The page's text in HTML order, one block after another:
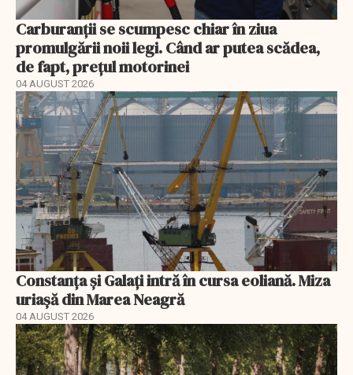
Carburanții se scumpesc chiar în ziua
promulgării noii legi. Când ar putea scădea,
de fapt, prețul motorinei
04 AUGUST 2026
Constanța și Galați intră în cursa eoliană. Miza
uriașă din Marea Neagră
04 AUGUST 2026